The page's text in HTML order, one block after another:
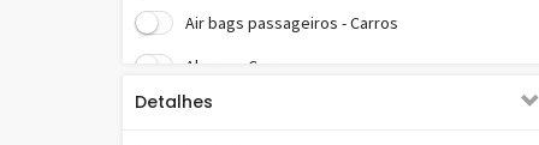
Air bags passageiros - Carros
Alarme - Carros
Ar condicionado - Carros
Detalhes